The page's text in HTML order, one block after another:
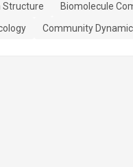
Structure
Biomolecule
Community